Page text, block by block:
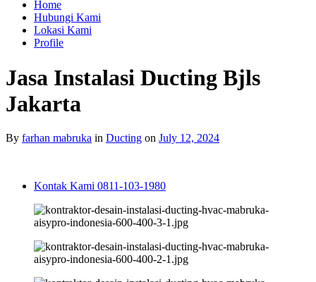
Home
Hubungi Kami
Lokasi Kami
Profile
Jasa Instalasi Ducting Bjls
Jakarta
By farhan mabruka in Ducting on July 12, 2024
Kontak Kami 0811-103-1980